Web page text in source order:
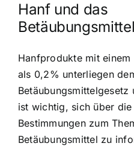
Hanf und das
Hanfprodukte mit
als 0,2% unterliegen
ist wichtig, sich über
Bestimmungen zum
Betäubungsmittel zu